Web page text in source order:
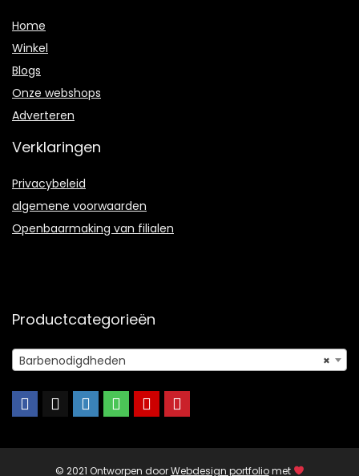
Home
Winkel
Blogs
Onze webshops
Adverteren
Verklaringen
Privacybeleid
algemene voorwaarden
Openbaarmaking van filialen
Productcategorieën
×
Barbenodigdheden
© 2021 Ontworpen doorWebdesign portfoliomet